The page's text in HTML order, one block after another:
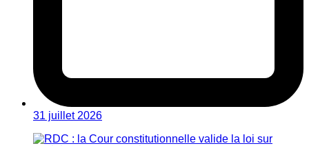
31 juillet 2026